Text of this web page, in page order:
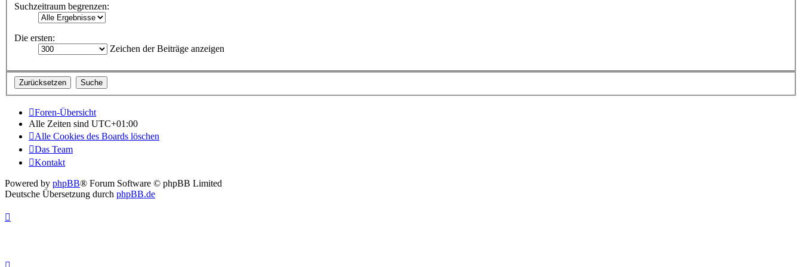
Suchzeitraum begrenzen:
Die ersten:
Zeichen der Beiträge anzeigen
Foren-Übersicht
Alle Zeiten sind UTC+01:00
Alle Cookies des Boards löschen
Das Team
Kontakt
Powered by phpBB® Forum Software © phpBB Limited
Deutsche Übersetzung durch phpBB.de